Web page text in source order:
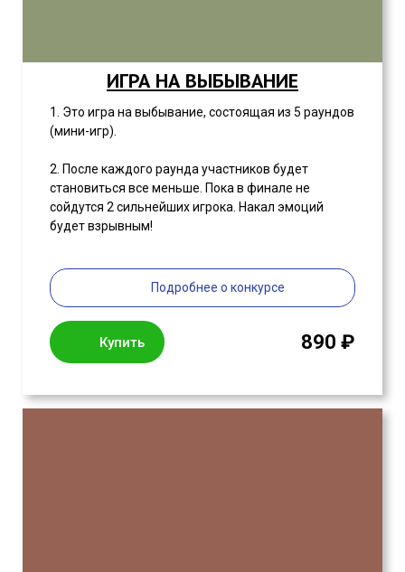
ИГРА НА ВЫБЫВАНИЕ
1. Это игра на выбывание, состоящая из 5 раундов
(мини-игр).
2. После каждого раунда участников будет
становиться все меньше. Пока в финале не
сойдутся 2 сильнейших игрока. Накал эмоций
будет взрывным!
Подробнее о конкурсе
Купить 890 ₽